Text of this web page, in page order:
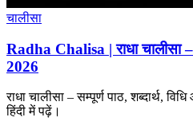
चालीसा
Radha Chalisa | राधा चालीसा
2026
राधा चालीसा – सम्पूर्ण पाठ, शब्दार्थ,
हिंदी में पढ़ें।